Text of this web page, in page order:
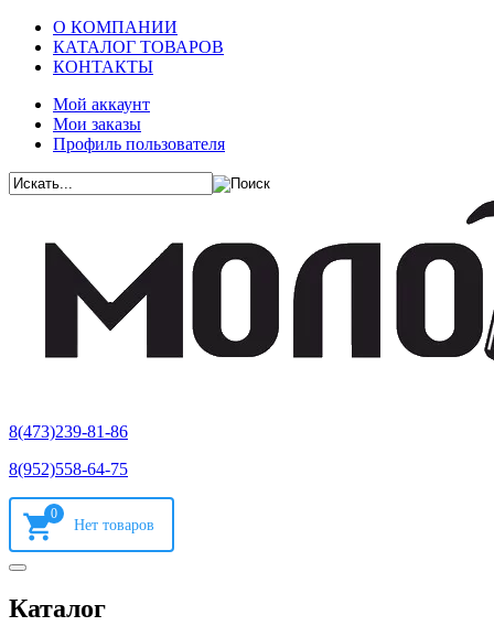
О КОМПАНИИ
КАТАЛОГ ТОВАРОВ
КОНТАКТЫ
Мой аккаунт
Мои заказы
Профиль пользователя
8(473)239-81-86
8(952)558-64-75
0
Каталог